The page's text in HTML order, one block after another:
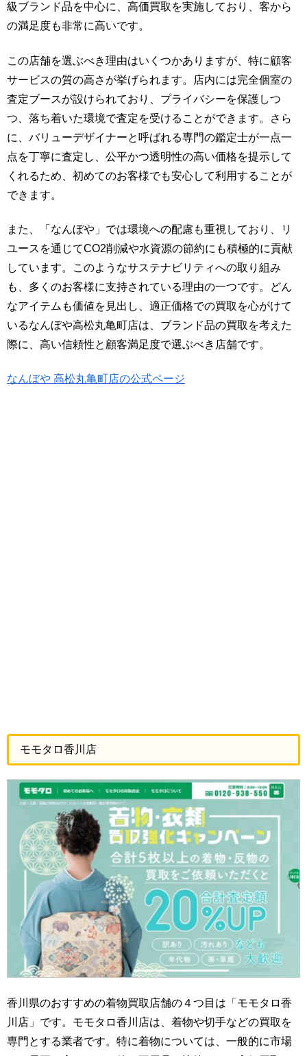
級ブランド品を中心に、高価買取を実施しており、客から
の満足度も非常に高いです。
この店舗を選ぶべき理由はいくつかありますが、特に顧客
サービスの質の高さが挙げられます。店内には完全個室の
査定ブースが設けられており、プライバシーを保護しつ
つ、落ち着いた環境で査定を受けることができます。さら
に、バリューデザイナーと呼ばれる専門の鑑定士が一点一
点を丁寧に査定し、公平かつ透明性の高い価格を提示して
くれるため、初めてのお客様でも安心して利用することが
できます。
また、「なんぼや」では環境への配慮も重視しており、リ
ユースを通じてCO2削減や水資源の節約にも積極的に貢献
しています。このようなサステナビリティへの取り組み
も、多くのお客様に支持されている理由の一つです。どん
なアイテムも価値を見出し、適正価格での買取を心がけて
いるなんぼや高松丸亀町店は、ブランド品の買取を考えた
際に、高い信頼性と顧客満足度で選ぶべき店舗です。
なんぼや 高松丸亀町店の公式ページ
モモタロ香川店
香川県のおすすめの着物買取店舗の４つ目は「モモタロ香
川店」です。モモタロ香川店は、着物や切手などの買取を
専門とする業者です。特に着物については、一般的に市場